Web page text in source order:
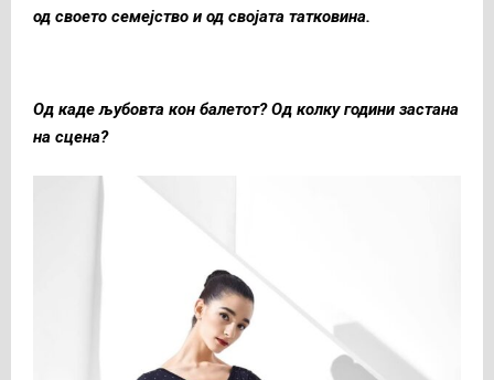
од своето семејство и од својата татковина.
Од каде љубовта кон балетот? Од колку години застана
на сцена?